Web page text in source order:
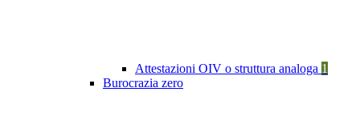
Attestazioni OIV o struttura analoga 1
Burocrazia zero